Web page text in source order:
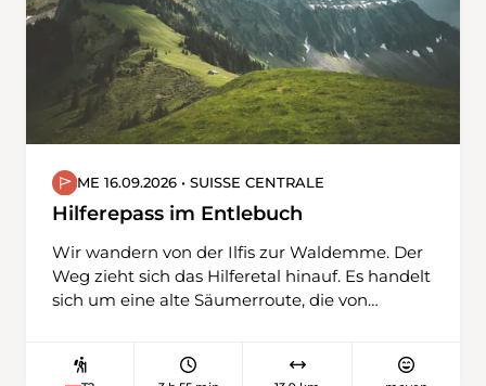
ME 16.09.2026 • SUISSE CENTRALE
Hilferepass im Entlebuch
Wir wandern von der Ilfis zur Waldemme. Der
Weg zieht sich das Hilferetal hinauf. Es handelt
sich um eine alte Säumerroute, die von
Stil vor einiger Zeit aufwendig renorviert.